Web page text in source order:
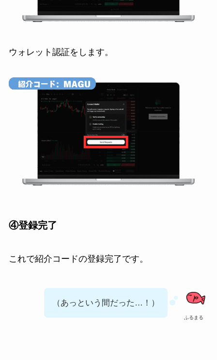
ウォレット認証をします。
④登録完了
これで紹介コードの登録完了です。
ふるまる
（あっという間だった…！）